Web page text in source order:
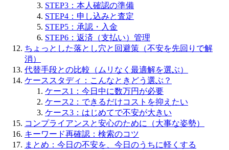
STEP3：本人確認の準備
STEP4：申し込みと査定
STEP5：承認・入金
STEP6：返済（支払い）管理
ちょっとした落とし穴と回避策（不安を先回りで解
消）
代替手段との比較（ムリなく最適解を選ぶ）
ケーススタディ：こんなときどう選ぶ？
ケース1：今日中に数万円が必要
ケース2：できるだけコストを抑えたい
ケース3：はじめてで不安が大きい
コンプライアンスと安心のために（大事な姿勢）
キーワード再確認：検索のコツ
まとめ：今日の不安を、今日のうちに軽くする